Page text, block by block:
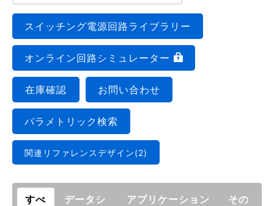
スイッチング電源回路ライブラリー
オンライン回路シミュレーター
在庫確認 お問い合わせ
パラメトリック検索
関連リファレンスデザイン(2)
すべ
データシ
アプリケーション
その